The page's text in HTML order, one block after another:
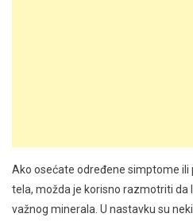
Ako osećate određene simptome
tela, možda je korisno razmotriti da
važnog minerala. U nastavku su